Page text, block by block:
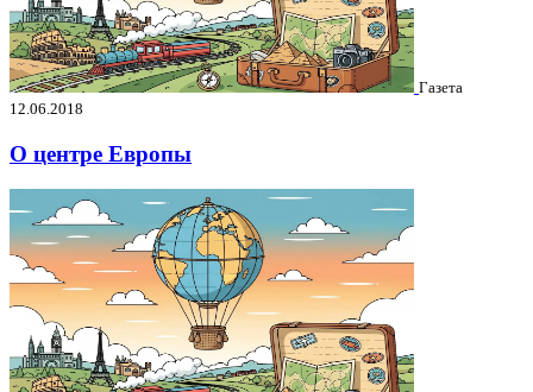
Газета
12.06.2018
О центре Европы